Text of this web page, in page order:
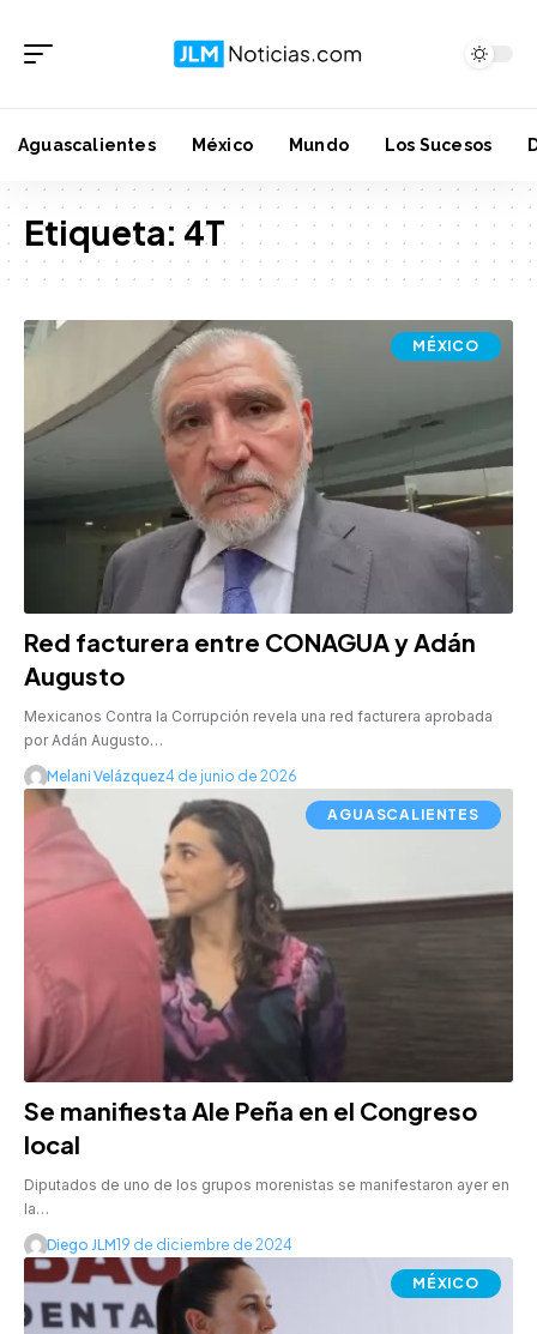
Aguascalientes México Mundo Los Sucesos
Etiqueta: 4T
MÉXICO
Red facturera entre CONAGUA y Adán
Augusto
Mexicanos Contra la Corrupción revela una red facturera aprobada
por Adán Augusto…
Melani Velázquez4 de junio de 2026
AGUASCALIENTES
Se manifiesta Ale Peña en el Congreso
local
Diputados de uno de los grupos morenistas se manifestaron ayer en
la…
Diego JLM19 de diciembre de 2024
MÉXICO